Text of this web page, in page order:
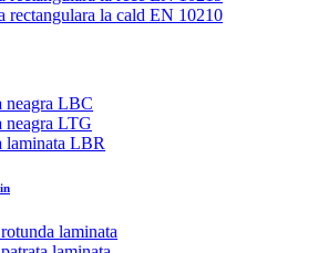
rectangulara la cald EN 10210
neagra LBC
neagra LTG
laminata LBR
laminata